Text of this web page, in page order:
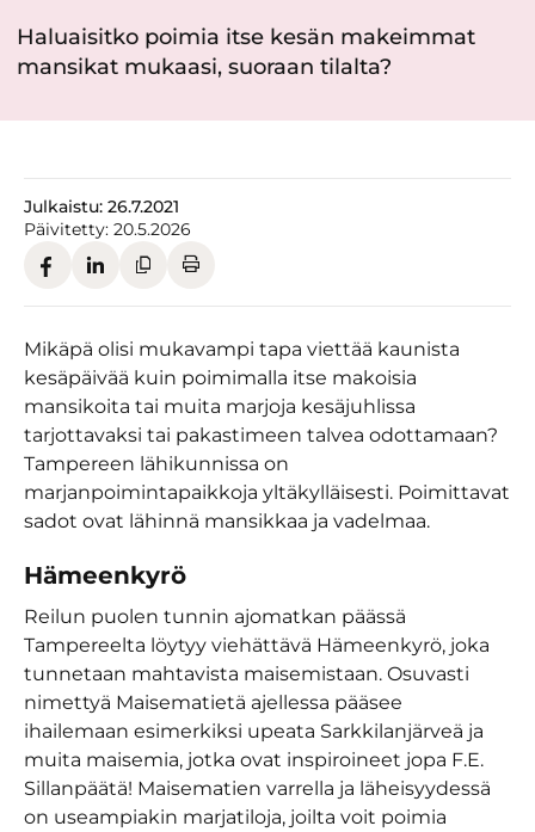
Haluaisitko poimia itse kesän makeimmat
mansikat mukaasi, suoraan tilalta?
Julkaistu: 26.7.2021
Päivitetty: 20.5.2026
Mikäpä olisi mukavampi tapa viettää kaunista
kesäpäivää kuin poimimalla itse makoisia
mansikoita tai muita marjoja kesäjuhlissa
tarjottavaksi tai pakastimeen talvea odottamaan?
Tampereen lähikunnissa on
marjanpoimintapaikkoja yltäkylläisesti. Poimittavat
sadot ovat lähinnä mansikkaa ja vadelmaa.
Hämeenkyrö
Reilun puolen tunnin ajomatkan päässä
Tampereelta löytyy viehättävä Hämeenkyrö, joka
tunnetaan mahtavista maisemistaan. Osuvasti
nimettyä Maisematietä ajellessa pääsee
ihailemaan esimerkiksi upeata Sarkkilanjärveä ja
muita maisemia, jotka ovat inspiroineet jopa F.E.
Sillanpäätä! Maisematien varrella ja läheisyydessä
on useampiakin marjatiloja, joilta voit poimia